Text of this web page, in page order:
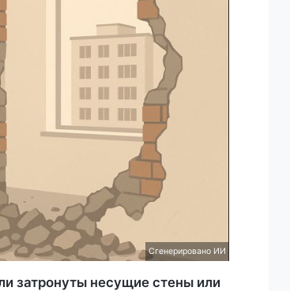
Сгенерировано ИИ
затронуты несущие стены или